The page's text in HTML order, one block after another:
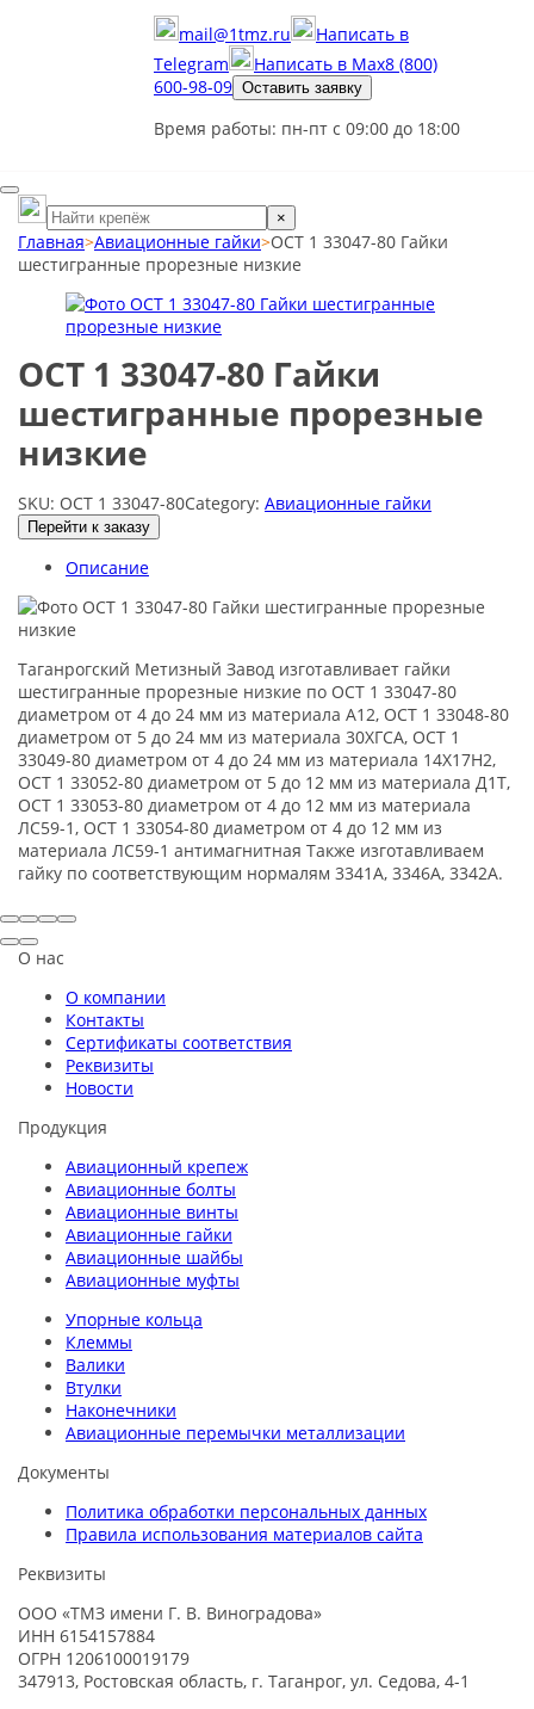
mail@1tmz.ru
Написать в
Telegram
Написать в Max8 (800)
600-98-09 Оставить заявку
Время работы: пн-пт с 09:00 до 18:00
×
Главная>Авиационные гайки>ОСТ 1 33047-80 Гайки
шестигранные прорезные низкие
ОСТ 1 33047-80 Гайки
шестигранные прорезные
низкие
SKU: ОСТ 1 33047-80Category: Авиационные гайки
Перейти к заказу
Описание
Таганрогский Метизный Завод изготавливает гайки
шестигранные прорезные низкие по ОСТ 1 33047-80
диаметром от 4 до 24 мм из материала А12, ОСТ 1 33048-80
диаметром от 5 до 24 мм из материала 30ХГСА, ОСТ 1
33049-80 диаметром от 4 до 24 мм из материала 14Х17Н2,
ОСТ 1 33052-80 диаметром от 5 до 12 мм из материала Д1Т,
ОСТ 1 33053-80 диаметром от 4 до 12 мм из материала
ЛС59-1, ОСТ 1 33054-80 диаметром от 4 до 12 мм из
материала ЛС59-1 антимагнитная Также изготавливаем
гайку по соответствующим нормалям 3341А, 3346А, 3342А.
О нас
О компании
Контакты
Сертификаты соответствия
Реквизиты
Новости
Продукция
Авиационный крепеж
Авиационные болты
Авиационные винты
Авиационные гайки
Авиационные шайбы
Авиационные муфты
Упорные кольца
Клеммы
Валики
Втулки
Наконечники
Авиационные перемычки металлизации
Документы
Политика обработки персональных данных
Правила использования материалов сайта
Реквизиты
ООО «ТМЗ имени Г. В. Виноградова»
ИНН 6154157884
ОГРН 1206100019179
347913, Ростовская область, г. Таганрог, ул. Седова, 4-1